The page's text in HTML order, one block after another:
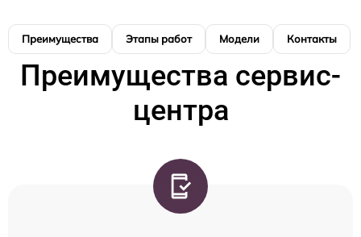
Преимущества Этапы работ Модели Контакты
Преимущества сервис-
центра